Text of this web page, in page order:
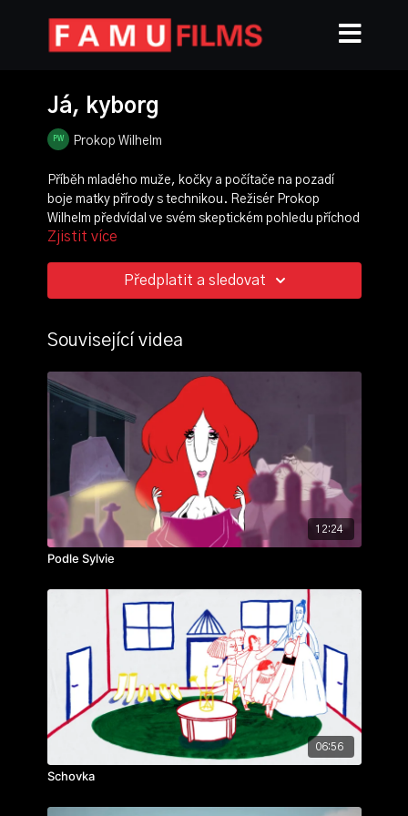
Já, kyborg
Prokop Wilhelm
Příběh mladého muže, kočky a počítače na pozadí
boje matky přírody s technikou. Režisér Prokop
Wilhelm předvídal ve svém skeptickém pohledu příchod
a úskalí virutální reality.
režie, scénář, animace:Prokop Wilhelm
produkce:
cvičení: bakalářský film
rok výroby: 2010
Zjistit více
Předplatit a sledovat
Související videa
12:24
Podle Sylvie
06:56
Schovka